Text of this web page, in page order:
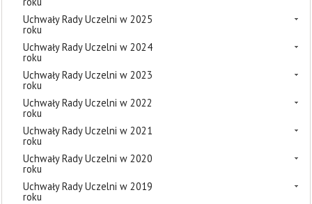
Uchwały Rady Uczelni w 2025
roku
Uchwały Rady Uczelni w 2024
roku
Uchwały Rady Uczelni w 2023
roku
Uchwały Rady Uczelni w 2022
roku
Uchwały Rady Uczelni w 2021
roku
Uchwały Rady Uczelni w 2020
roku
Uchwały Rady Uczelni w 2019
roku